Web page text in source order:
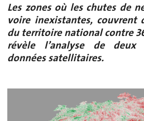
Les zones où les chutes de
voire inexistantes, couvrent
du territoire national contre
révèle l’analyse de deux
données satellitaires.